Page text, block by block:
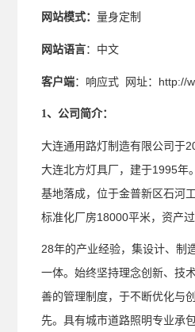
网站模式：量身定制
网站语言：中文
客户端：响应式 网址：http://
1、公司简介：
大连通用路灯制造有限公司于
大连北方灯具厂，建于1995年
基地落成，位于金普新区石河
标准化厂房18000平米，资产过
28年的产业经验，集设计、制
一体。始终坚持理念创新、技
善的管理制度，于不断优化与
先。具有城市道路照明专业承